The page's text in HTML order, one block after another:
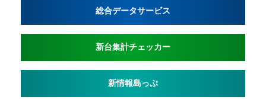
総合データサービス
新台集計チェッカー
新情報島っぷ